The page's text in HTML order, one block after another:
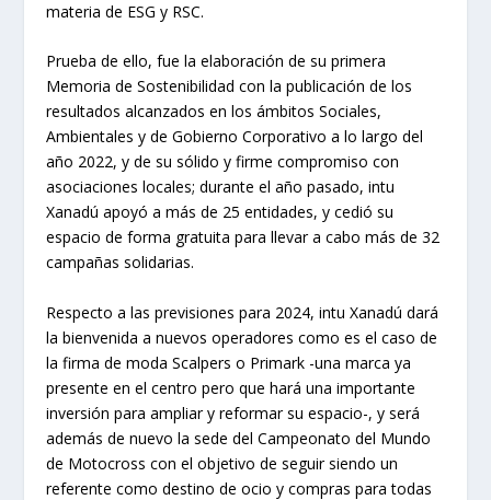
materia de ESG y RSC.
Prueba de ello, fue la elaboración de su primera
Memoria de Sostenibilidad con la publicación de los
resultados alcanzados en los ámbitos Sociales,
Ambientales y de Gobierno Corporativo a lo largo del
año 2022, y de su sólido y firme compromiso con
asociaciones locales; durante el año pasado, intu
Xanadú apoyó a más de 25 entidades, y cedió su
espacio de forma gratuita para llevar a cabo más de 32
campañas solidarias.
Respecto a las previsiones para 2024, intu Xanadú dará
la bienvenida a nuevos operadores como es el caso de
la firma de moda Scalpers o Primark -una marca ya
presente en el centro pero que hará una importante
inversión para ampliar y reformar su espacio-, y será
además de nuevo la sede del Campeonato del Mundo
de Motocross con el objetivo de seguir siendo un
referente como destino de ocio y compras para todas